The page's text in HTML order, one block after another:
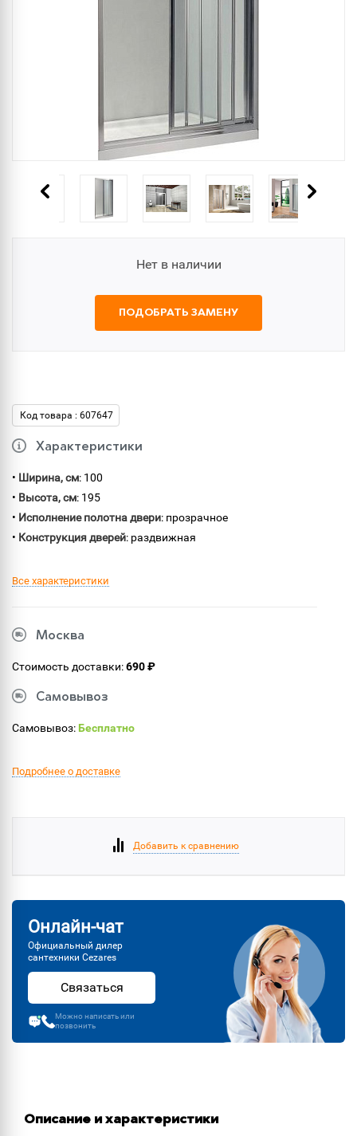
Нет в наличии
ПОДОБРАТЬ ЗАМЕНУ
Код товара : 607647
Характеристики
• Ширина, см: 100
• Высота, см: 195
• Исполнение полотна двери: прозрачное
• Конструкция дверей: раздвижная
Все характеристики
Москва
Стоимость доставки:690 ₽
Самовывоз
Самовывоз:Бесплатно
Подробнее о доставке
Добавить к сравнению
Онлайн-чат
Официальный дилер
сантехники Cezares
Связаться
Можно написать или
позвонить
Описание и характеристики